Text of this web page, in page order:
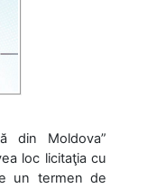
din Moldova”
loc licitaţia cu
un termen de